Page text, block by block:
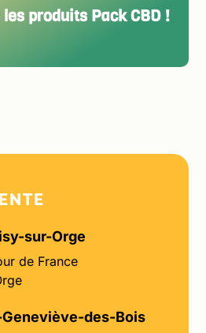
produits Pack CBD !
sur-Orge
de France
des-Bois